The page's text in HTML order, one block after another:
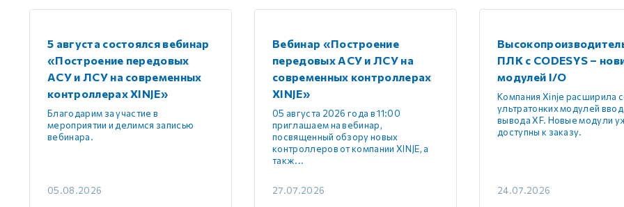
5 августа состоялся вебинар
«Построение передовых
АСУ и ЛСУ на современных
контроллерах XINJE»
Благодарим за участие в
мероприятии и делимся записью
вебинара.
05.08.2026
Вебинар «Построение
передовых АСУ и ЛСУ на
современных контроллерах
XINJE»
05 августа 2026 года в 11:00
приглашаем на вебинар,
посвященный обзору новых
контроллеров от компании XINJE, а
такж...
27.07.2026
ПЛК с CODESYS –
модулей I/O
Компания Xinje расширила
ультратонких модулей
вывода XF. Новые модули
доступны к заказу.
24.07.2026